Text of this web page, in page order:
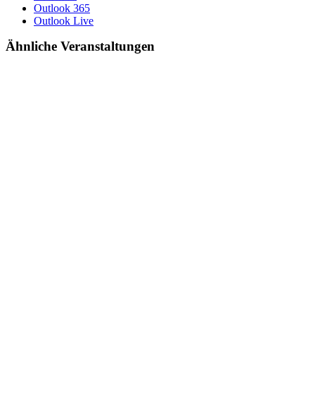
Outlook 365
Outlook Live
Ähnliche Veranstaltungen